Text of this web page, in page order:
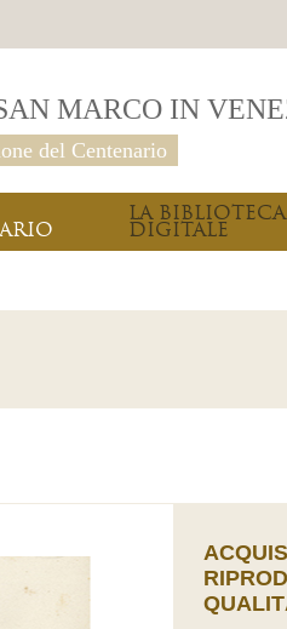
MARCO IN
del Centenario
LA BIBLIOTECA
DIGITALE